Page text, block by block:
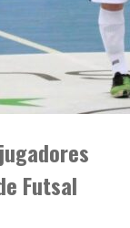
Futsal